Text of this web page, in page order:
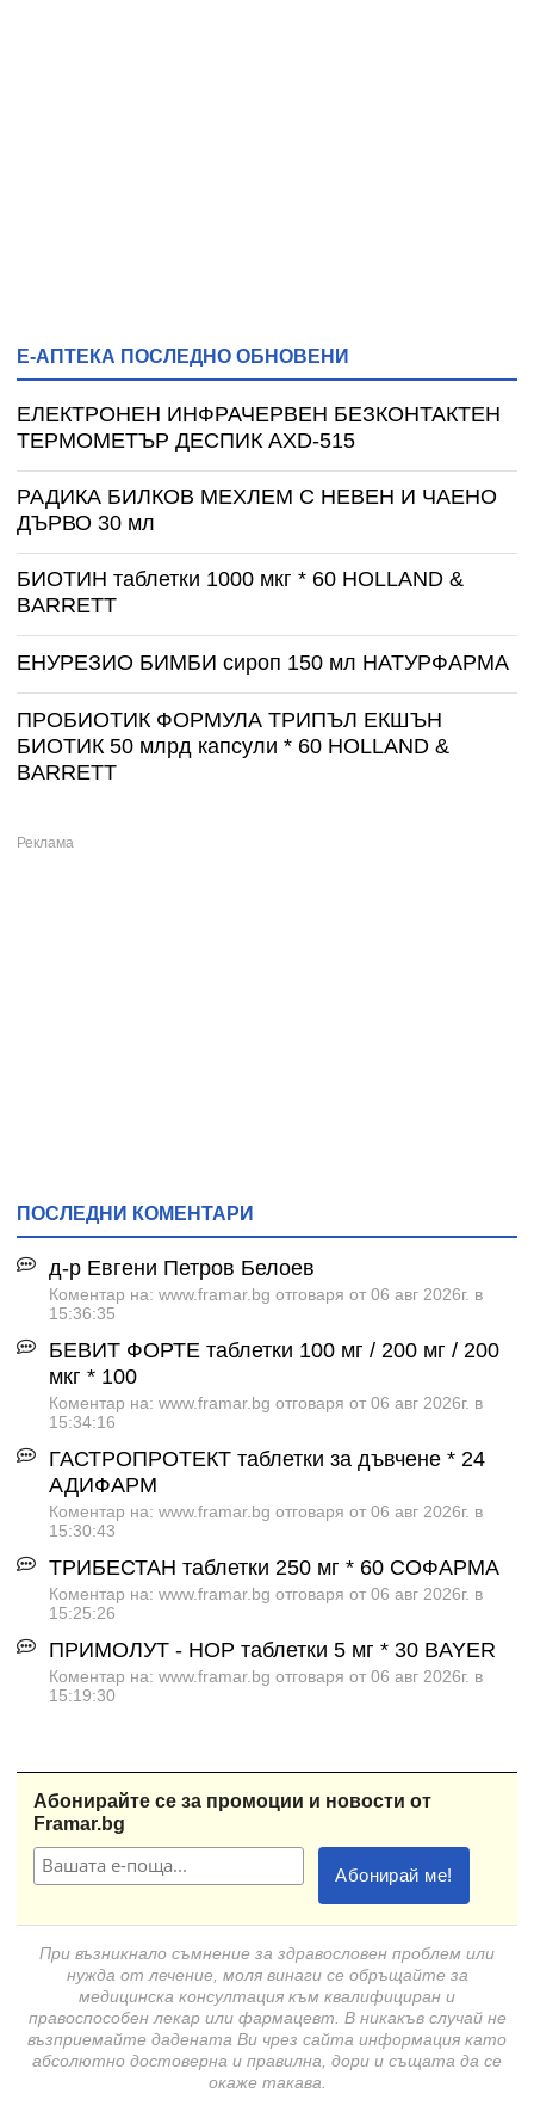
Е-АПТЕКА ПОСЛЕДНО ОБНОВЕНИ
ЕЛЕКТРОНЕН ИНФРАЧЕРВЕН БЕЗКОНТАКТЕН
ТЕРМОМЕТЪР ДЕСПИК AXD-515
РАДИКА БИЛКОВ МЕХЛЕМ С НЕВЕН И ЧАЕНО
ДЪРВО 30 мл
БИОТИН таблетки 1000 мкг * 60 HOLLAND &
BARRETT
ЕНУРЕЗИО БИМБИ сироп 150 мл НАТУРФАРМА
ПРОБИОТИК ФОРМУЛА ТРИПЪЛ ЕКШЪН
БИОТИК 50 млрд капсули * 60 HOLLAND &
BARRETT
ПОСЛЕДНИ КОМЕНТАРИ
д-р Евгени Петров Белоев
Коментар на: www.framar.bg отговаря от 06 авг 2026г. в
15:36:35
БЕВИТ ФОРТЕ таблетки 100 мг / 200 мг / 200
мкг * 100
Коментар на: www.framar.bg отговаря от 06 авг 2026г. в
15:34:16
ГАСТРОПРОТЕКТ таблетки за дъвчене * 24
АДИФАРМ
Коментар на: www.framar.bg отговаря от 06 авг 2026г. в
15:30:43
ТРИБЕСТАН таблетки 250 мг * 60 СОФАРМА
Коментар на: www.framar.bg отговаря от 06 авг 2026г. в
15:25:26
ПРИМОЛУТ - НОР таблетки 5 мг * 30 BAYER
Коментар на: www.framar.bg отговаря от 06 авг 2026г. в
15:19:30
Абонирайте се за промоции и новости от
Framar.bg
При възникнало съмнение за здравословен проблем или
нужда от лечение, моля винаги се обръщайте за
медицинска консултация към квалифициран и
правоспособен лекар или фармацевт. В никакъв случай не
възприемайте дадената Ви чрез сайта информация като
абсолютно достоверна и правилна, дори и същата да се
окаже такава.